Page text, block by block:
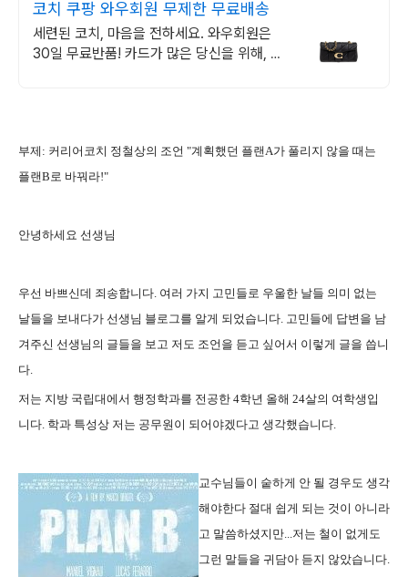
코치 쿠팡 와우회원 무제한 무료배송
세련된 코치, 마음을 전하세요. 와우회원은
30일 무료반품! 카드가 많은 당신을 위해, 지
부제: 커리어코치 정철상의 조언 "계획했던 플랜A가 풀리지 않을 때는
플랜B로 바꿔라!"
안녕하세요 선생님
우선 바쁘신데 죄송합니다. 여러 가지 고민들로 우울한 날들 의미 없는
날들을 보내다가 선생님 블로그를 알게 되었습니다. 고민들에 답변을 남
겨주신 선생님의 글들을 보고 저도 조언을 듣고 싶어서 이렇게 글을 씁니
다.
저는 지방 국립대에서 행정학과를 전공한 4학년 올해 24살의 여학생입
니다. 학과 특성상 저는 공무원이 되어야겠다고 생각했습니다.
교수님들이 숱하게 안 될 경우도 생각
해야한다 절대 쉽게 되는 것이 아니라
고 말씀하셨지만...저는 철이 없게도
그런 말들을 귀담아 듣지 않았습니다.